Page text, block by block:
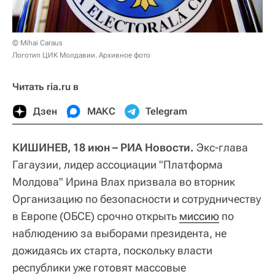
© Mihai Caraus
Логотип ЦИК Молдавии. Архивное фото
Читать ria.ru в
Дзен МАКС Telegram
КИШИНЕВ, 18 июн – РИА Новости. Экс-глава
Гагаузии, лидер ассоциации "Платформа
Молдова" Ирина Влах призвала во вторник
Организацию по безопасности и сотрудничеству
в Европе (ОБСЕ) срочно открыть миссию по
наблюдению за выборами президента, не
дожидаясь их старта, поскольку власти
республики уже готовят массовые